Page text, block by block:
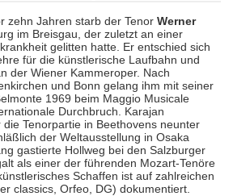
zehn Jahren starb der Tenor Werner
im Breisgau, der zuletzt an einer
gelitten hatte. Er entschied sich
für die künstlerische Laufbahn und
der Wiener Kammeroper. Nach
und Bonn gelang ihm mit seiner
1969 beim Maggio Musicale
Durchbruch. Karajan
Tenorpartie in Beethovens neunter
der Weltausstellung in Osaka
gastierte Hollweg bei den Salzburger
als einer der führenden Mozart-Tenöre
Schaffen ist auf zahlreichen
classics, Orfeo, DG) dokumentiert.